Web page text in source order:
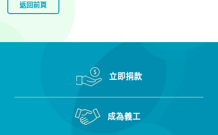
返回前頁
立即捐款
成為義工